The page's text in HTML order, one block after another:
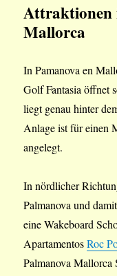
Attraktionen
Mallorca
In Pamanova en
Golf Fantasia öffnet
liegt genau hinter
Anlage ist für einen
angelegt.
In nördlicher
Palmanova und
eine Wakeboard
ApartamentosRoc
Palmanova Mallorca